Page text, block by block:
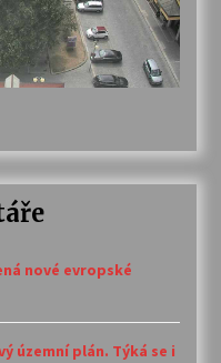
nové evropské
územní plán. Týká se i